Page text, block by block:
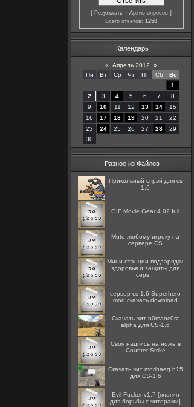
[ Результаты · Архив опросов ]
Всего ответов: 1258
Календарь
« Апрель 2012
»
Пн
Вт Ср Чт Пт Сб
Вс
1
2
3 4 5 6 7
8
9
10 11 12 13 14
15
16
17 18 19 20 21
22
23
24 25 26 27 28
29
30
Разное из Файлов
Прикольный спрэй для cs
1.6
GIF Movie Gear 4.02 full
Mute любому игроку на
сервере CS
Мини станции подзарядки
здоровья и защиты для
серв...
сервер cs 1.6 Superhero
mod скачать download
Скачать чит n0manc0rz
alpha для CS-1.6
Cвоя надпись на ноже в
Counter Strike
Скачать чит morihaeq b15
для CS-1.6
Evil-Fucker v1.7 [плагин
для борьбы с читерами]